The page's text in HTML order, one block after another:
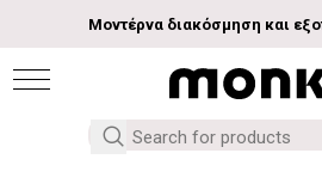
Μοντέρνα διακόσμηση και